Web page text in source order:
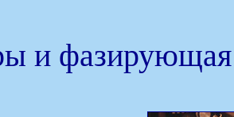
и фазирующая